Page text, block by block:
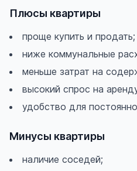
Плюсы квартиры
проще купить и продать;
ниже коммунальные
меньше затрат на
высокий спрос на
удобство для
Минусы квартиры
наличие соседей;